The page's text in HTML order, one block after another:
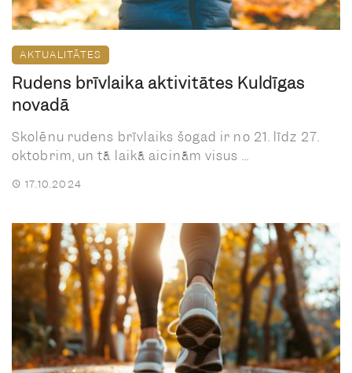
AKTUALITĀTES
Rudens brīvlaika aktivitātes Kuldīgas
novadā
Skolēnu rudens brīvlaiks šogad ir no 21. līdz 27.
oktobrim, un tā laikā aicinām visus ...
17.10.2024